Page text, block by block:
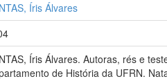
Íris Álvares
Íris Álvares. Autoras, rés e
de História da UFRN.